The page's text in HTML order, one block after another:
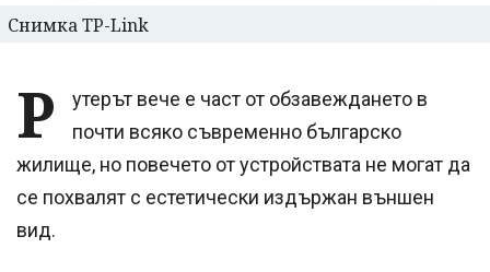
Снимка TP-Link
Р
утерът вече е част от обзавеждането в
почти всяко съвременно българско
жилище, но повечето от устройствата не могат да
се похвалят с естетически издържан външен
вид.